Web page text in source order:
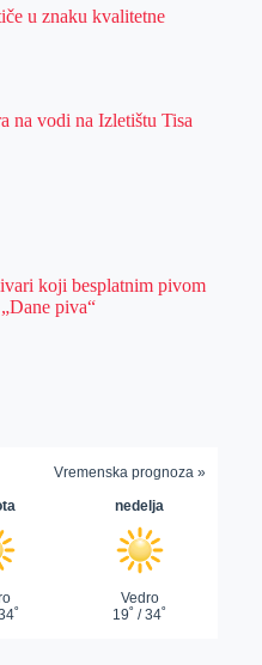
u znaku kvalitetne
na vodi na Izletištu Tisa
koji besplatnim pivom
piva“